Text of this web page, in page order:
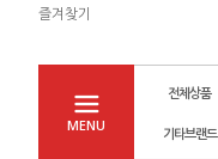
즐겨찾기
MENU
전체상품
기타브랜드